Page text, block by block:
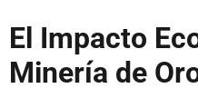
El Impacto
Minería de